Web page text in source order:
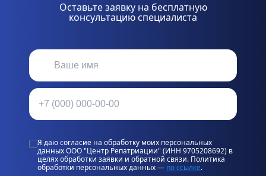
Оставьте заявку на бесплатную
консультацию специалиста
Я даю согласие на обработку моих персональных
данных ООО "Центр Репатриации" (ИНН 9705208692) в
целях обработки заявки и обратной связи. Политика
обработки персональных данных — по ссылке.